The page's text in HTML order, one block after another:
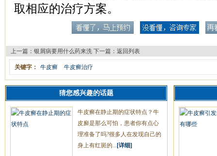
取相应的治疗方案。
上一篇： 银屑病要用什么药来洗 下一篇： 返回列表
关键字： 牛皮癣 牛皮癣治疗
猜您感兴趣的话题
牛皮癣在静止期的症状特点？牛
皮廯是那么可怕，患者你有点心
理准备了吗?很多人在发现自己的
身上有红斑的... [详细]